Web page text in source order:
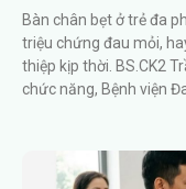
Bàn chân bẹt ở trẻ đa
triệu chứng đau mỏi,
thiệp kịp thời. BS.CK2
chức năng, Bệnh viện